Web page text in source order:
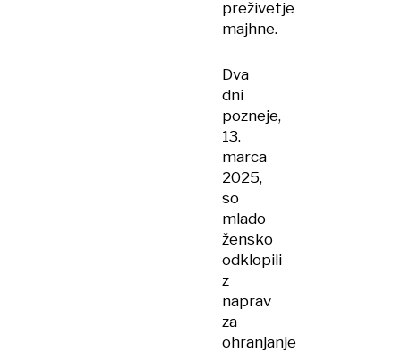
preživetje
majhne.
Dva
dni
pozneje,
13.
marca
2025,
so
mlado
žensko
odklopili
z
naprav
za
ohranjanje